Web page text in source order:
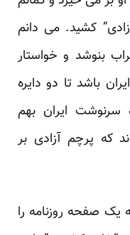
کشید. می دانم
بنوشد و خواستار
باشد تا دو دایره
سرنوشت ایران بهم
که پرچم آزادی بر
یک صفحه روزنامه را